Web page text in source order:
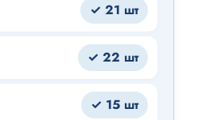
✓ 21 шт
✓ 22 шт
✓ 15 шт